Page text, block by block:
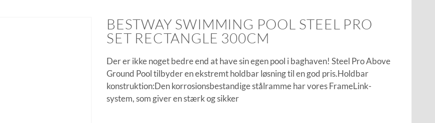
BESTWAY SWIMMING POOL STEEL PRO
SET RECTANGLE 300CM
Der er ikke noget bedre end at have sin egen pool i baghaven! Steel Pro Above
Ground Pool tilbyder en ekstremt holdbar løsning til en god pris.Holdbar
konstruktion:Den korrosionsbestandige stålramme har vores FrameLink-
system, som giver en stærk og sikker